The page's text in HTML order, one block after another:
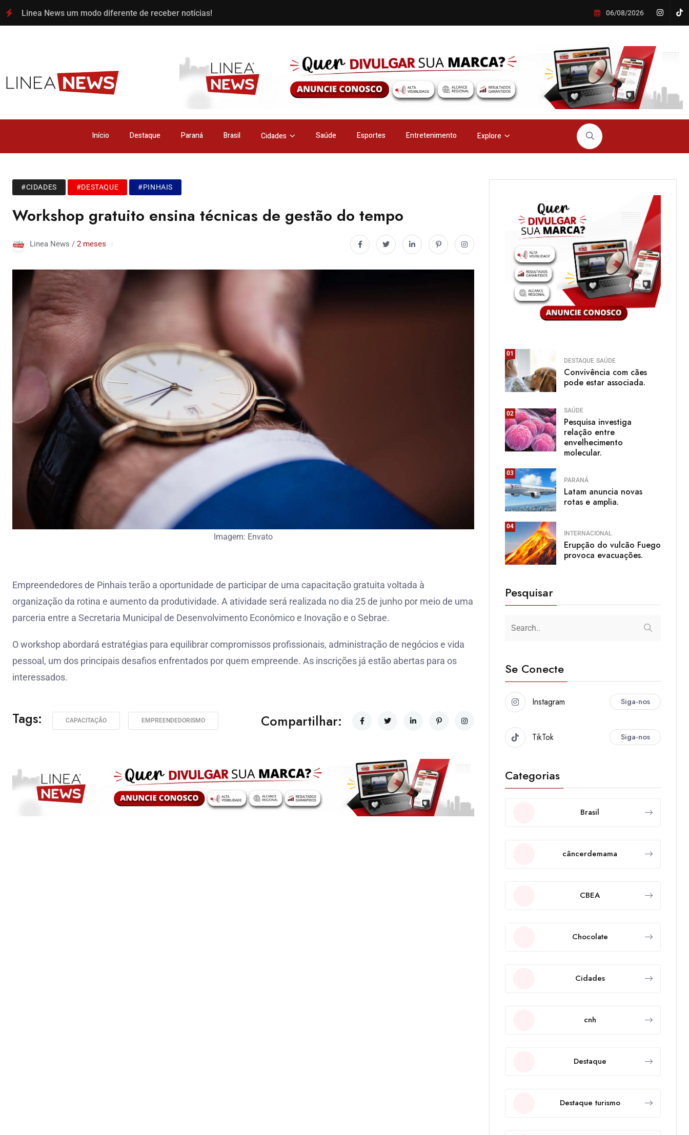
Linea News um modo diferente de receber notícias! 06/08/2026
Início Destaque Paraná Brasil Cidades Saúde Esportes Entretenimento Explore
#CIDADES #DESTAQUE #PINHAIS
Workshop gratuito ensina técnicas de gestão do tempo
Linea News / 2 meses
Imagem: Envato
Empreendedores de Pinhais terão a oportunidade de participar de uma capacitação gratuita voltada à
organização da rotina e aumento da produtividade. A atividade será realizada no dia 25 de junho por meio de uma
parceria entre a Secretaria Municipal de Desenvolvimento Econômico e Inovação e o Sebrae.
O workshop abordará estratégias para equilibrar compromissos profissionais, administração de negócios e vida
pessoal, um dos principais desafios enfrentados por quem empreende. As inscrições já estão abertas para os
interessados.
Tags: CAPACITAÇÃO EMPREENDEDORISMO Compartilhar:
01
DESTAQUE SAÚDE
Convivência com cães
pode estar associada.
02 SAÚDE
Pesquisa investiga
relação entre
envelhecimento
molecular.
03
PARANÁ
Latam anuncia novas
rotas e amplia.
04
INTERNACIONAL
Erupção do vulcão Fuego
provoca evacuações.
Pesquisar
Se Conecte
Instagram Siga-nos
TikTok Siga-nos
Categorias
Brasil
câncerdemama
CBEA
Chocolate
Cidades
cnh
Destaque
Destaque turismo